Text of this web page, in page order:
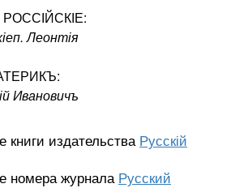
Леонтія
Ивановичъ
книги издательства Русскiй
номера журнала Русский